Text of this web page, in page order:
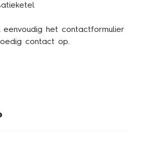
eenvoudig het contactformulier
contact op.